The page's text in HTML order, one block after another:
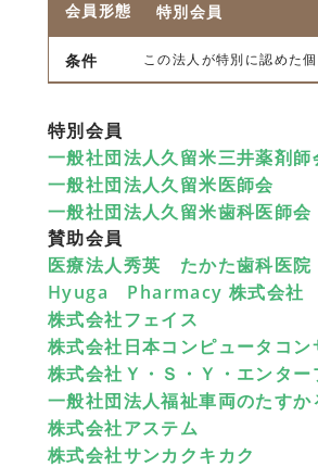
特別会員
この法人が特別に認めた
特別会員
一般社団法人久留米三井薬剤師
一般社団法人久留米医師会
一般社団法人久留米歯科医師会
賛助会員
医療法人秀英 たかた歯科医院
Hyuga Pharmacy 株式会社
株式会社フェイス
株式会社日本コンピュータコン
株式会社Ｙ・Ｓ・Ｙ・エンター
一般社団法人福祉車両のたすか
株式会社アステム
株式会社サンカクキカク